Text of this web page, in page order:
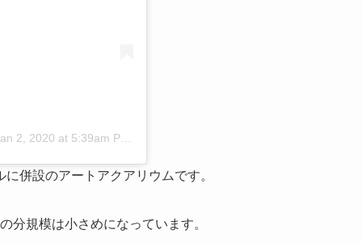
2, 2020 at 5:39am PST
に併設のアートアクアリウムです。
分規模は小さめになっています。